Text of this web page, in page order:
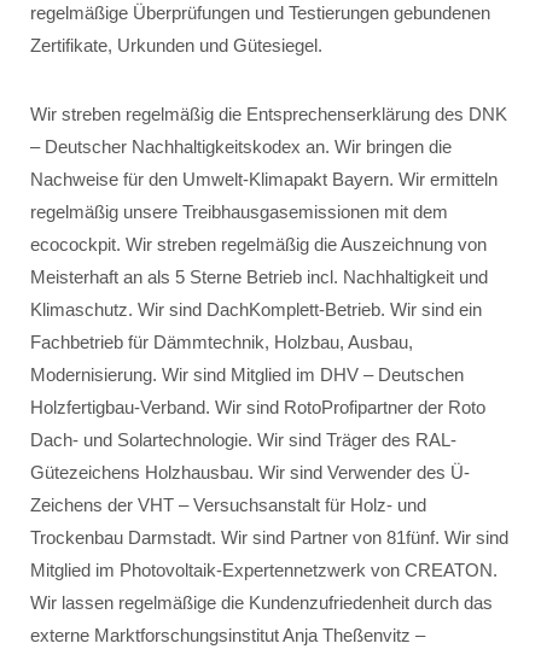
regelmäßige Überprüfungen und Testierungen gebundenen
Zertifikate, Urkunden und Gütesiegel.
Wir streben regelmäßig die Entsprechenserklärung des DNK
– Deutscher Nachhaltigkeitskodex an. Wir bringen die
Nachweise für den Umwelt-Klimapakt Bayern. Wir ermitteln
regelmäßig unsere Treibhausgasemissionen mit dem
ecocockpit. Wir streben regelmäßig die Auszeichnung von
Meisterhaft an als 5 Sterne Betrieb incl. Nachhaltigkeit und
Klimaschutz. Wir sind DachKomplett-Betrieb. Wir sind ein
Fachbetrieb für Dämmtechnik, Holzbau, Ausbau,
Modernisierung. Wir sind Mitglied im DHV – Deutschen
Holzfertigbau-Verband. Wir sind RotoProfipartner der Roto
Dach- und Solartechnologie. Wir sind Träger des RAL-
Gütezeichens Holzhausbau. Wir sind Verwender des Ü-
Zeichens der VHT – Versuchsanstalt für Holz- und
Trockenbau Darmstadt. Wir sind Partner von 81fünf. Wir sind
Mitglied im Photovoltaik-Expertennetzwerk von CREATON.
Wir lassen regelmäßige die Kundenzufriedenheit durch das
externe Marktforschungsinstitut Anja Theßenvitz –